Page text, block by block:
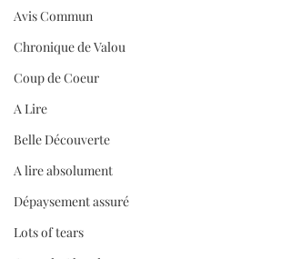
Avis Commun
Chronique de Valou
Coup de Coeur
A Lire
Belle Découverte
A lire absolument
Dépaysement assuré
Lots of tears